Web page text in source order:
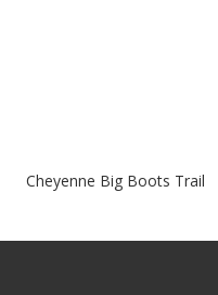
Cheyenne Big Boots Trail